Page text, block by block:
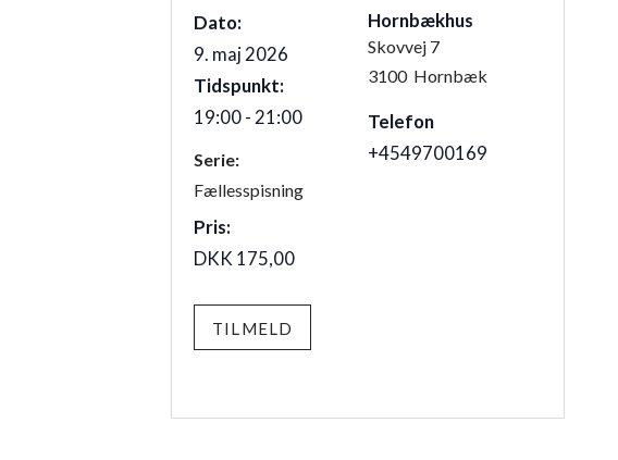
Dato:
9. maj 2026
Tidspunkt:
19:00 - 21:00
Serie:
Fællesspisning
Pris:
DKK 175,00
Hornbækhus
Skovvej 7
3100 Hornbæk
Telefon
+4549700169
TILMELD